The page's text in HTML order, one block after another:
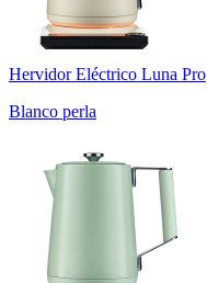
Hervidor Eléctrico Luna Pro
Blanco perla